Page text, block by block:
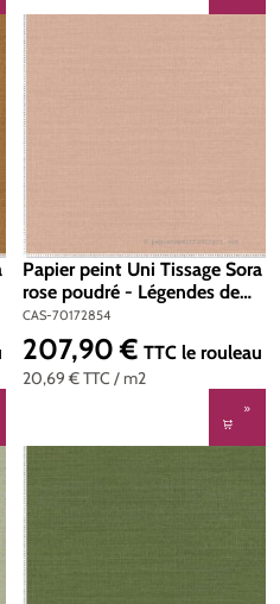
Papier peint Uni Tissage Sora
rose poudré - Légendes de
Casamance | Réf. CAS-
70172854
CAS-70172854
20,69 €TTC / m2
Prix régulier :
207,90 € TTC le rouleau